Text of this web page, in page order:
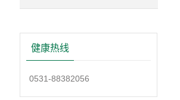
健康热线
0531-88382056